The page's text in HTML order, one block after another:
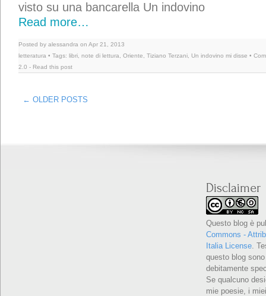
visto su una bancarella Un indovino
Read more…
Posted by alessandra on Apr 21, 2013
letteratura • Tags: libri note di lettura Oriente Tiziano Terzani Un indovino mi disse •
2.0 - Read this post
← OLDER POSTS
Disclaimer
Questo blog è
Commons -
Italia License.
questo blog
debitamente
Se qualcuno
mie poesie, i